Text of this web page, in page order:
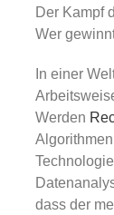
Gold
Über uns
Der Kampf
Wer
In einer
Werden
dass der